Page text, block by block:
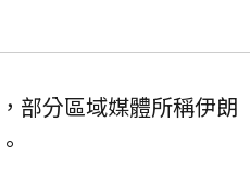
部分區域媒體所稱伊朗